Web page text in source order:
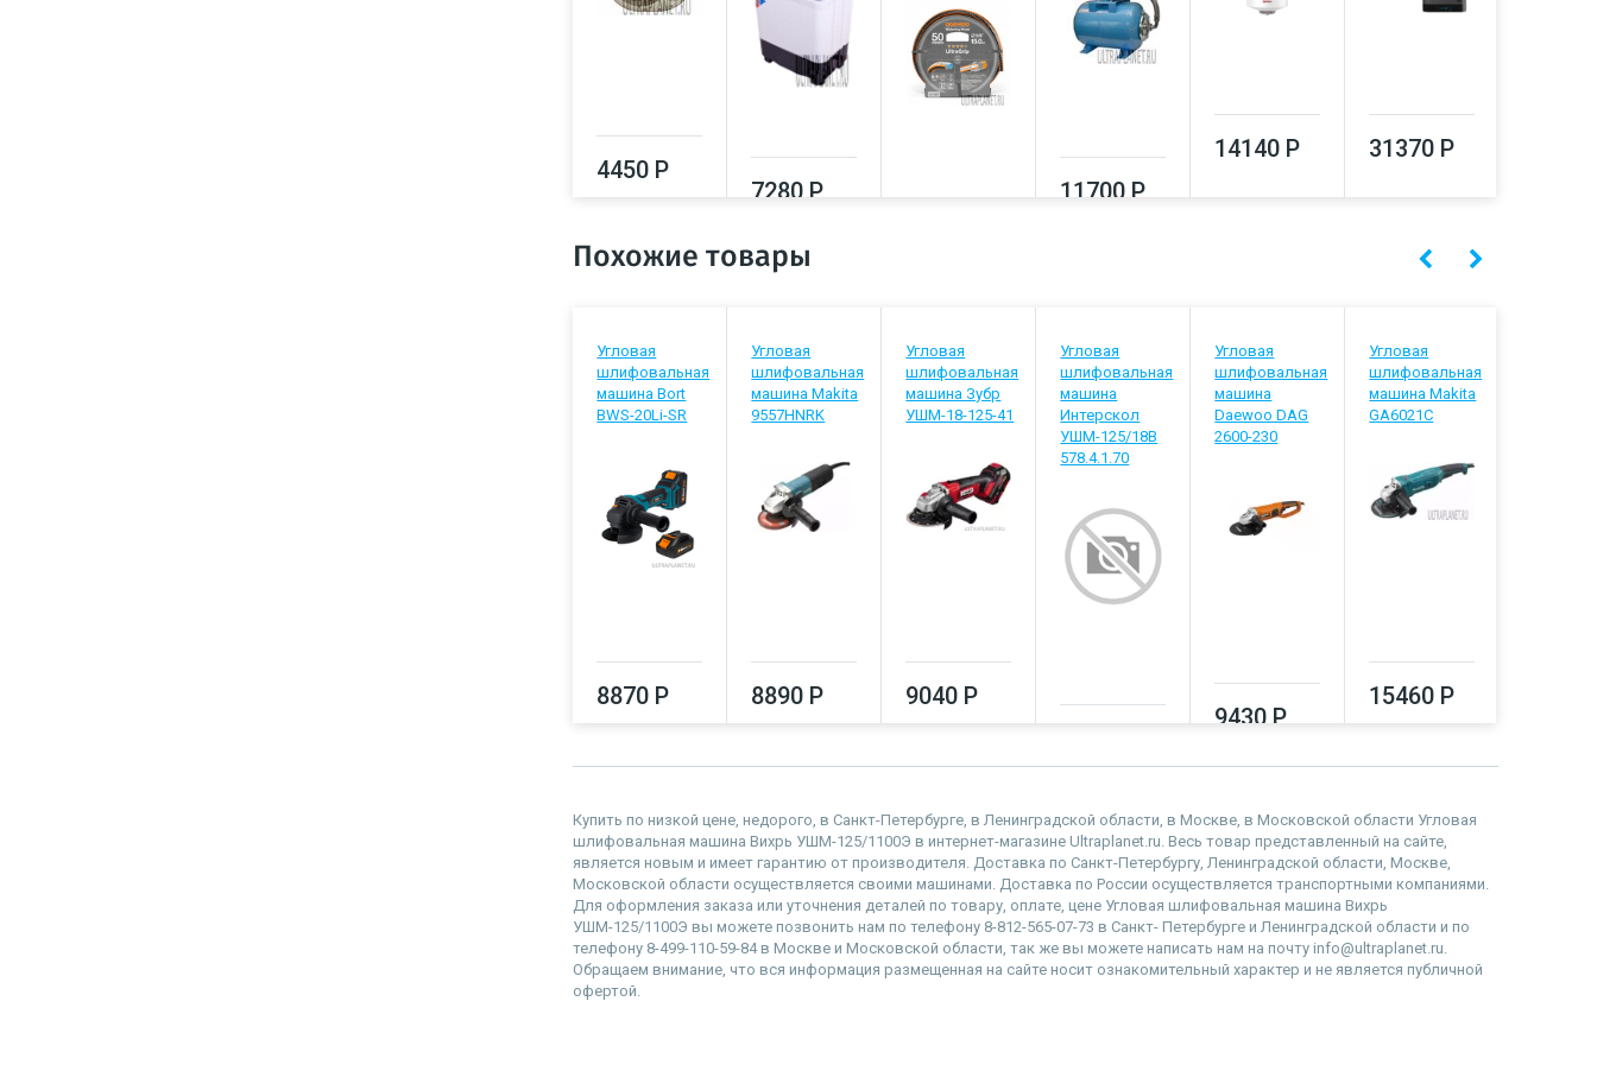
4450 Р
7280 Р 11700 Р
14140 Р 31370 Р
Похожие товары
Угловая
шлифовальная
машина Bort
BWS-20Li-SR
8870 Р
Угловая
шлифовальная
машина Makita
9557HNRK
8890 Р
Угловая
шлифовальная
машина Зубр
УШМ-18-125-41
9040 Р
Угловая
шлифовальная
машина
Интерскол
УШМ-125/18В
578.4.1.70
Угловая
шлифовальная
машина
Daewoo DAG
2600-230
9430 Р
Угловая
шлифовальная
машина Makita
GA6021C
15460 Р
Купить по низкой цене, недорого, в Санкт-Петербурге, в Ленинградской области, в Москве, в Московской области Угловая
шлифовальная машина Вихрь УШМ-125/1100Э в интернет-магазине Ultraplanet.ru. Весь товар представленный на сайте,
является новым и имеет гарантию от производителя. Доставка по Санкт-Петербургу, Ленинградской области, Москве,
Московской области осуществляется своими машинами. Доставка по России осуществляется транспортными компаниями.
Для оформления заказа или уточнения деталей по товару, оплате, цене Угловая шлифовальная машина Вихрь
УШМ-125/1100Э вы можете позвонить нам по телефону 8-812-565-07-73 в Санкт- Петербурге и Ленинградской области и по
телефону 8-499-110-59-84 в Москве и Московской области, так же вы можете написать нам на почту info@ultraplanet.ru.
Обращаем внимание, что вся информация размещенная на сайте носит ознакомительный характер и не является публичной
офертой.